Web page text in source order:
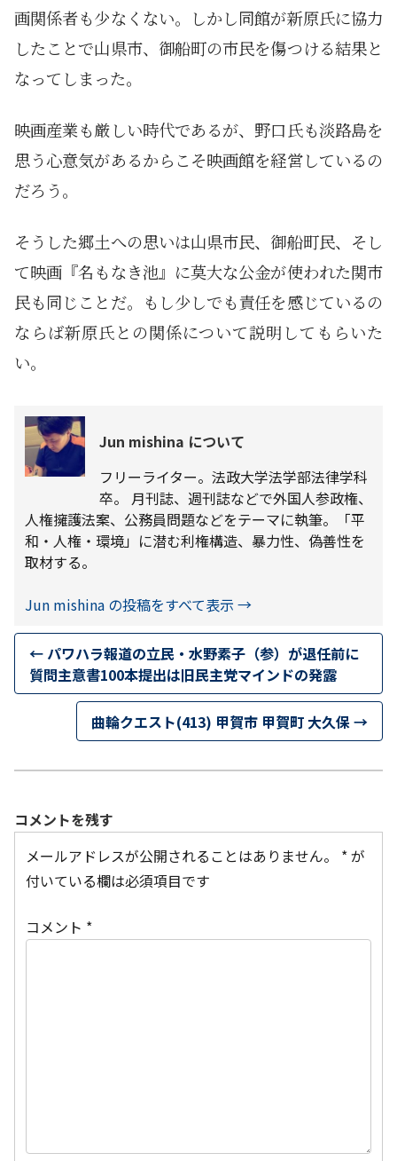
画関係者も少なくない。しかし同館が新原氏に協力
したことで山県市、御船町の市民を傷つける結果と
なってしまった。
映画産業も厳しい時代であるが、野口氏も淡路島を
思う心意気があるからこそ映画館を経営しているの
だろう。
そうした郷土への思いは山県市民、御船町民、そし
て映画『名もなき池』に莫大な公金が使われた関市
民も同じことだ。もし少しでも責任を感じているの
ならば新原氏との関係について説明してもらいた
い。
Jun mishina について
フリーライター。法政大学法学部法律学科
卒。 月刊誌、週刊誌などで外国人参政権、
人権擁護法案、公務員問題などをテーマに執筆。「平
和・人権・環境」に潜む利権構造、暴力性、偽善性を
取材する。
Jun mishina の投稿をすべて表示 →
← パワハラ報道の立民・水野素子（参）が退任前に
質問主意書100本提出は旧民主党マインドの発露
曲輪クエスト(413) 甲賀市 甲賀町 大久保 →
コメントを残す
メールアドレスが公開されることはありません。
*が
付いている欄は必須項目です
コメント *